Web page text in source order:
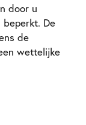
door u
De
de
wettelijke